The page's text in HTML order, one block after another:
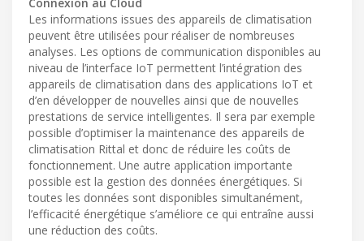
Les informations issues des appareils de climatisation
peuvent être utilisées pour réaliser de nombreuses
analyses. Les options de communication disponibles au
niveau de l’interface IoT permettent l’intégration des
appareils de climatisation dans des applications IoT et
d’en développer de nouvelles ainsi que de nouvelles
prestations de service intelligentes. Il sera par exemple
possible d’optimiser la maintenance des appareils de
climatisation Rittal et donc de réduire les coûts de
fonctionnement. Une autre application importante
possible est la gestion des données énergétiques. Si
toutes les données sont disponibles simultanément,
l’efficacité énergétique s’améliore ce qui entraîne aussi
une réduction des coûts.